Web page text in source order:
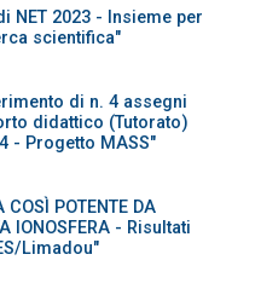
NET 2023 - Insieme per
scientifica"
di n. 4 assegni
didattico (Tutorato)
- Progetto MASS"
POTENTE DA
IONOSFERA - Risultati
Limadou"